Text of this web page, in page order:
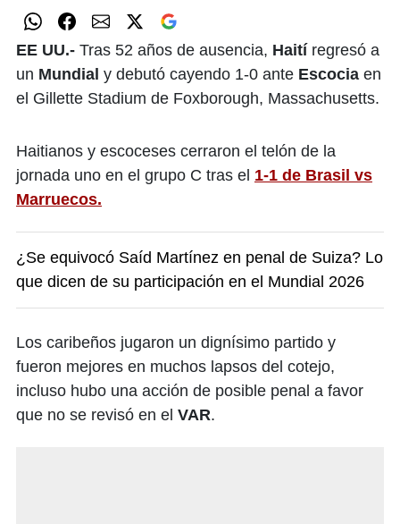
EE UU.- Tras 52 años de ausencia, Haití regresó a
un Mundial y debutó cayendo 1-0 ante Escocia en
el Gillette Stadium de Foxborough, Massachusetts.
Haitianos y escoceses cerraron el telón de la
jornada uno en el grupo C tras el 1-1 de Brasil vs
Marruecos.
¿Se equivocó Saíd Martínez en penal de Suiza? Lo
que dicen de su participación en el Mundial 2026
Los caribeños jugaron un dignísimo partido y
fueron mejores en muchos lapsos del cotejo,
incluso hubo una acción de posible penal a favor
que no se revisó en el VAR.